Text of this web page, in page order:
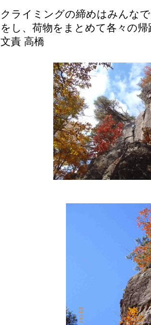
クライミングの締めはみんな
をし、荷物をまとめて各々の
文責 高橋